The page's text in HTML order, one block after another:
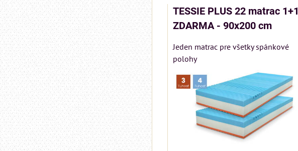
TESSIE PLUS 22 matrac 1+1
ZDARMA - 90x200 cm
Jeden matrac pre všetky spánkové
polohy